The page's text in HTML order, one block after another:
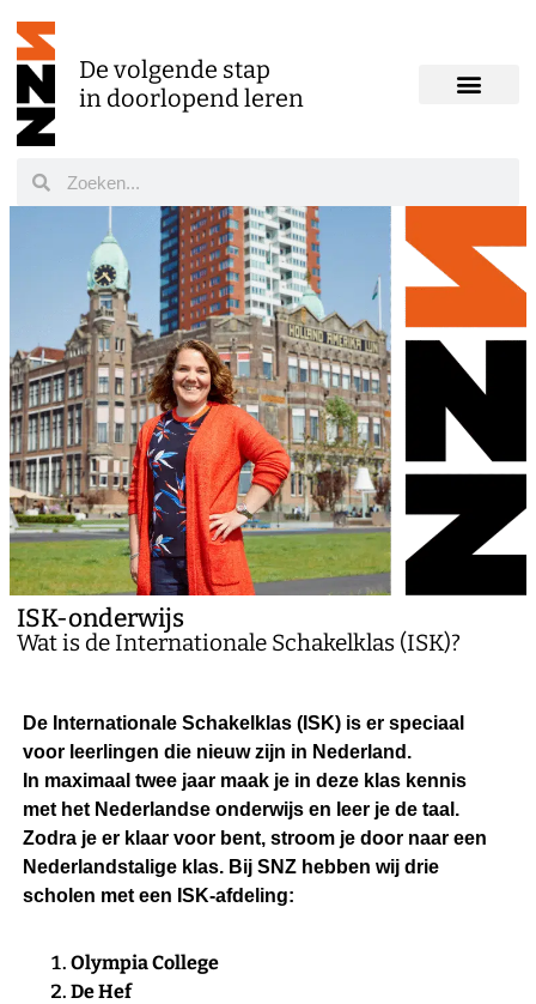
De volgende stap
in doorlopend leren
ISK-onderwijs
Wat is de Internationale Schakelklas (ISK)?
De Internationale Schakelklas (ISK) is er speciaal
voor leerlingen die nieuw zijn in Nederland.
In maximaal twee jaar maak je in deze klas kennis
met het Nederlandse onderwijs en leer je de taal.
Zodra je er klaar voor bent, stroom je door naar een
Nederlandstalige klas. Bij SNZ hebben wij drie
scholen met een ISK-afdeling:
Olympia College
De Hef